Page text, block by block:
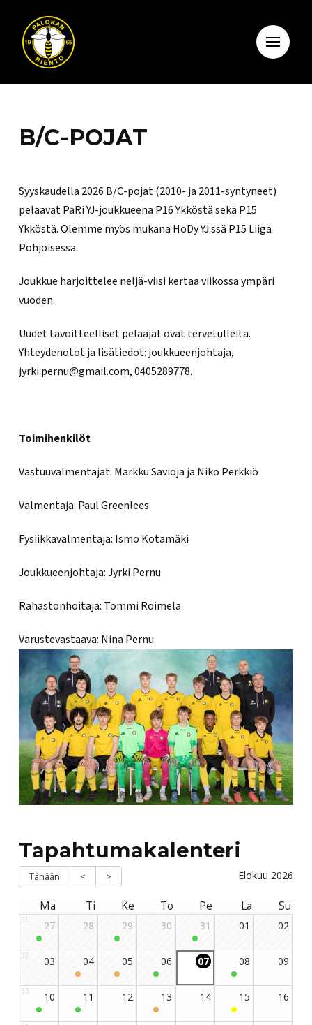
Tapahtumakalenteri
B/C-POJAT
Syyskaudella 2026 B/C-pojat (2010- ja 2011-syntyneet)
pelaavat PaRi YJ-joukkueena P16 Ykköstä sekä P15
Ykköstä. Olemme myös mukana HoDy YJ:ssä P15 Liiga
Pohjoisessa.
Joukkue harjoittelee neljä-viisi kertaa viikossa ympäri
vuoden.
Uudet tavoitteelliset pelaajat ovat tervetulleita.
Yhteydenotot ja lisätiedot: joukkueenjohtaja,
jyrki.pernu@gmail.com, 0405289778.
Toimihenkilöt
Vastuuvalmentajat: Markku Savioja ja Niko Perkkiö
Valmentaja: Paul Greenlees
Fysiikkavalmentaja: Ismo Kotamäki
Joukkueenjohtaja: Jyrki Pernu
Rahastonhoitaja: Tommi Roimela
Varustevastaava: Nina Pernu